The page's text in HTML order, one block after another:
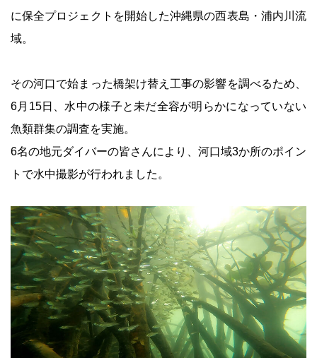
に保全プロジェクトを開始した沖縄県の西表島・浦内川流
域。
その河口で始まった橋架け替え工事の影響を調べるため、
6月15日、水中の様子と未だ全容が明らかになっていない
魚類群集の調査を実施。
6名の地元ダイバーの皆さんにより、河口域3か所のポイン
トで水中撮影が行われました。